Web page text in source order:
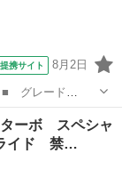
提携サイト 8月2日
グレード
ターボ スペシャ
イド 禁…